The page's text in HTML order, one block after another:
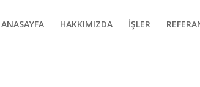
ANASAYFA HAKKIMIZDA İŞLER